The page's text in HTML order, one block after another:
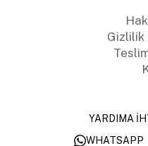
Gizlilik
YARDIMA
WHATSAPP